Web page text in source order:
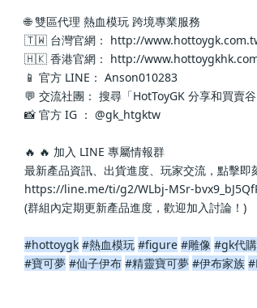
🌐 雙區代理 熱血模玩 跨境專業服務
🇹🇼 台灣官網： http://
🇭🇰 香港官網： http://
📱 官方 LINE： Anson010283
💬 交流社團： 搜尋「HotToyGK 分享和買賣谷
📸 官方 IG ： @gk_htgktw
🔥 🔥 加入 LINE 專屬情報群
最新產品資訊、出貨進度、玩家交流，點擊即
https://line.me/ti/g2/WLbj-MSr-
(群組內定期更新產品進度，歡迎加入討論！)
#hottoygk #熱血模玩 #figure #雕像 #gk代購
#寶可夢 #仙子伊布 #精靈寶可夢 #伊布家族